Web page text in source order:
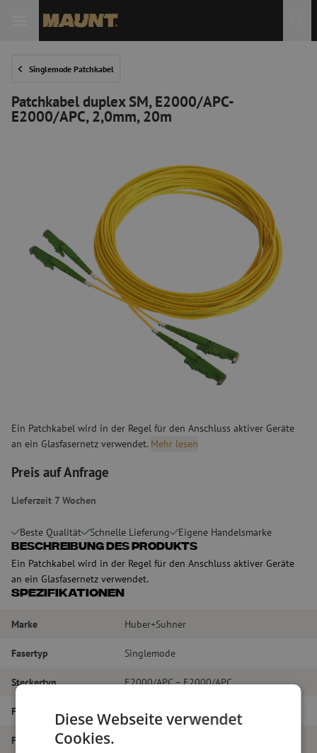
Singlemode Patchkabel
Patchkabel duplex SM, E2000/APC-
E2000/APC, 2,0mm, 20m
Ein Patchkabel wird in der Regel für den Anschluss aktiver Geräte
an ein Glasfasernetz verwendet. Mehr lesen
Preis auf Anfrage
Lieferzeit 7 Wochen
Beste Qualität Schnelle Lieferung Eigene Handelsmarke
Beschreibung des Produkts
Ein Patchkabel wird in der Regel für den Anschluss aktiver Geräte
an ein Glasfasernetz verwendet.
Spezifikationen
Marke Huber+Suhner
Fasertyp Singlemode
Steckertyp E2000/APC – E2000/APC
Faser-Typ G.657A1
Faseranzahl
Diese Webseite verwendet
Cookies.